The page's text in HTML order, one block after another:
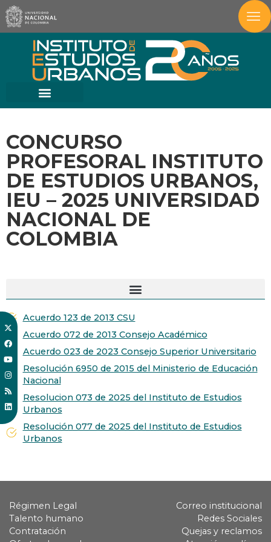
CONCURSO
PROFESORAL INSTITUTO
DE ESTUDIOS URBANOS,
IEU – 2025 UNIVERSIDAD
NACIONAL DE
COLOMBIA
Acuerdo 123 de 2013 CSU
Acuerdo 072 de 2013 Consejo Académico
Acuerdo 023 de 2023 Consejo Superior Universitario
Resolución 6950 de 2015 del Ministerio de Educación
Nacional
Resolucion 073 de 2025 del Instituto de Estudios
Urbanos
Resolución 077 de 2025 del Instituto de Estudios
Urbanos
Régimen Legal
Talento humano
Contratación
Correo institucional
Redes Sociales
Quejas y reclamos